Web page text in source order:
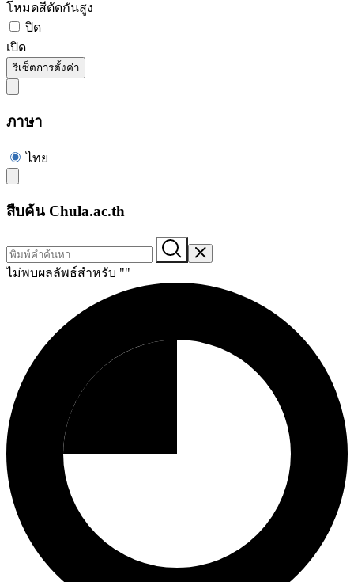
โหมดสีตัดกันสูง
ปิด
เปิด
รีเซ็ตการตั้งค่า
ภาษา
ไทย
สืบค้น Chula.ac.th
ไม่พบผลลัพธ์สำหรับ ""